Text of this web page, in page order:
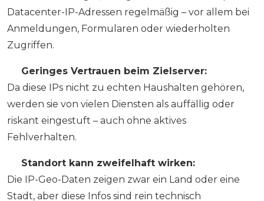
Datacenter-IP-Adressen regelmäßig – vor allem bei
Anmeldungen, Formularen oder wiederholten
Zugriffen.
Geringes Vertrauen beim Zielserver:
Da diese IPs nicht zu echten Haushalten gehören,
werden sie von vielen Diensten als auffällig oder
riskant eingestuft – auch ohne aktives
Fehlverhalten.
Standort kann zweifelhaft wirken:
Die IP-Geo-Daten zeigen zwar ein Land oder eine
Stadt, aber diese Infos sind rein technisch